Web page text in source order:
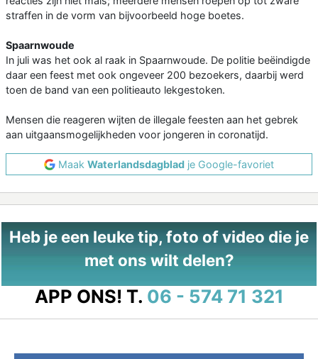
straffen in de vorm van bijvoorbeeld hoge boetes.
Spaarnwoude
In juli was het ook al raak in Spaarnwoude. De politie beëindigde
daar een feest met ook ongeveer 200 bezoekers, daarbij werd
toen de band van een politieauto lekgestoken.
Mensen die reageren wijten de illegale feesten aan het gebrek
aan uitgaansmogelijkheden voor jongeren in coronatijd.
Maak Waterlandsdagblad je Google-favoriet
Heb je een leuke tip, foto of video die je
met ons wilt delen?
APP ONS! T. 06 - 574 71 321